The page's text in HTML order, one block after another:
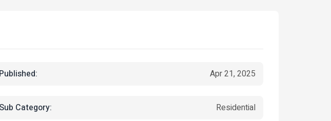
Published: Apr 21, 2025
Sub Category: Residential